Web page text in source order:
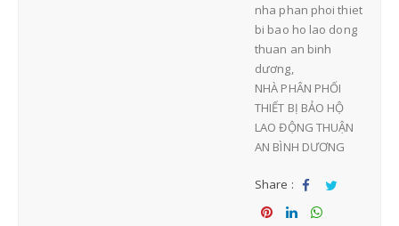
nha phan phoi thiet
bi bao ho lao dong
thuan an binh
dương
NHÀ PHÂN PHỐI
THIẾT BỊ BẢO HỘ
LAO ĐỘNG THUẬN
AN BÌNH DƯƠNG
Share :
Sha Tw